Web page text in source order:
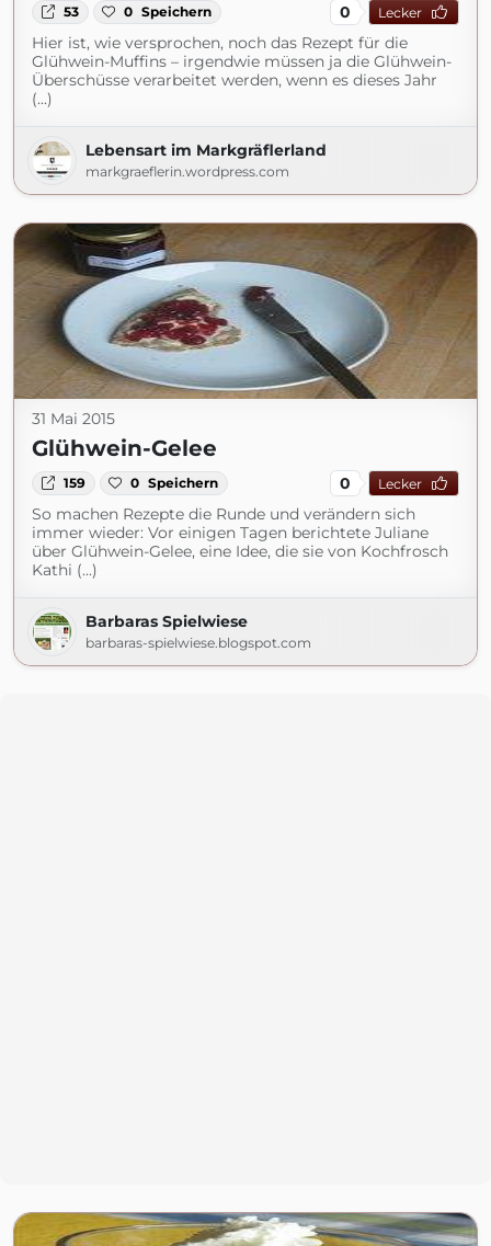
53 0 Speichern 0 Lecker
Hier ist, wie versprochen, noch das Rezept für die
Glühwein-Muffins – irgendwie müssen ja die Glühwein-
Überschüsse verarbeitet werden, wenn es dieses Jahr
(...)
Lebensart im Markgräflerland
markgraeflerin.wordpress.com
31 Mai 2015
Glühwein-Gelee
159 0 Speichern 0 Lecker
So machen Rezepte die Runde und verändern sich
immer wieder: Vor einigen Tagen berichtete Juliane
über Glühwein-Gelee, eine Idee, die sie von Kochfrosch
Kathi (...)
Barbaras Spielwiese
barbaras-spielwiese.blogspot.com